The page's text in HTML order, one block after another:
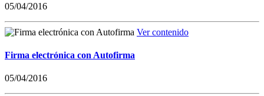
05/04/2016
Ver contenido
Firma electrónica con Autofirma
05/04/2016